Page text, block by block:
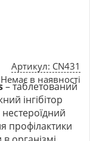
Артикул: CN431
Немає в наявності
– таблетований
інгібітор
профілактики